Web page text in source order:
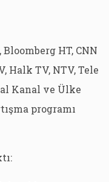
HT, CNN
Halk TV, NTV, Tele
Kanal ve Ülke
programı